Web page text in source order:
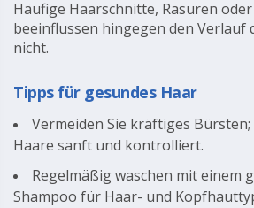
Häufige Haarschnitte, Rasuren
beeinflussen hingegen den Verlauf
nicht.
Tipps für gesundes Haar
Vermeiden Sie kräftiges Bürsten;
Haare sanft und kontrolliert.
Regelmäßig waschen mit einem
Shampoo für Haar- und